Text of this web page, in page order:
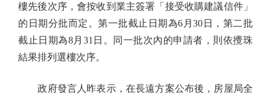
樓先後次序，會按收到業主簽署「接受收購建議信件」
的日期分批而定。第一批截止日期為6月30日，第二批
截止日期為8月31日。同一批次內的申請者，則依攪珠
結果排列選樓次序。
政府發言人昨表示，在長遠方案公布後，房屋局全